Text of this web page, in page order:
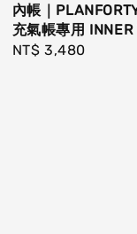
內帳｜
充氣帳專用 INNER
Regular
NT$ 3,480